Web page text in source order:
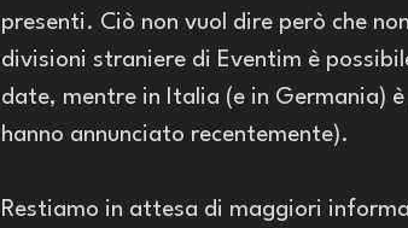
presenti. Ciò non vuol dire però che
divisioni straniere di Eventim è
date, mentre in Italia (e in Germania)
hanno annunciato recentemente).
Restiamo in attesa di maggiori